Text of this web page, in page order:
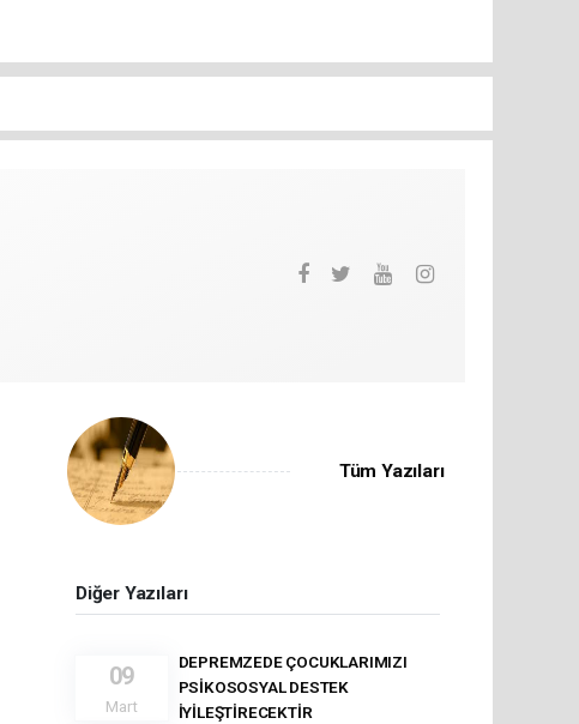
Tüm Yazıları
Diğer Yazıları
09
Mart
DEPREMZEDE ÇOCUKLARIMIZI
PSİKOSOSYAL DESTEK
İYİLEŞTİRECEKTİR